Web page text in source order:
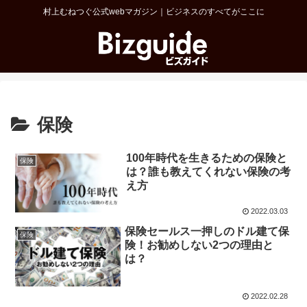
村上むねつぐ公式webマガジン｜ビジネスのすべてがここに
保険
保険
100年時代を生きるための保険と
は？誰も教えてくれない保険の考
え方
2022.03.03
保険
保険セールス一押しのドル建て保
険！お勧めしない2つの理由と
は？
2022.02.28